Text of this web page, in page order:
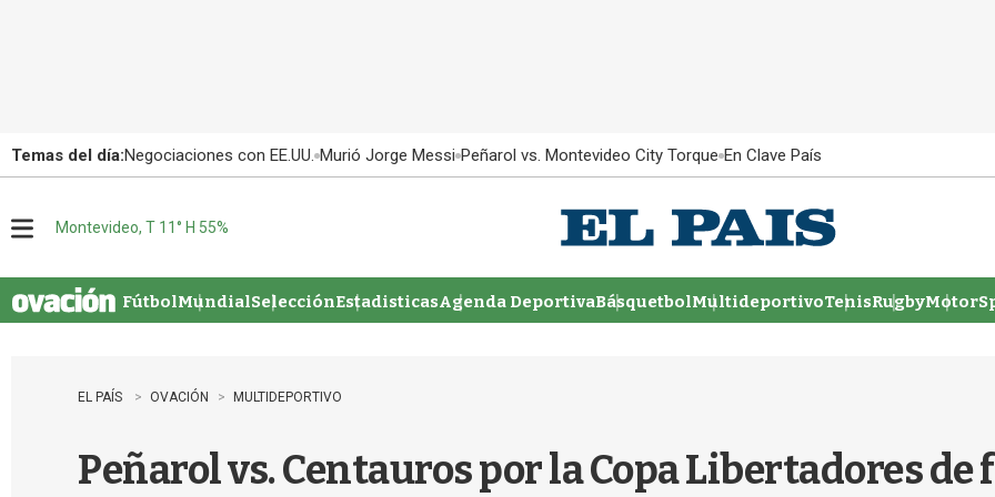
Temas del día:Negociaciones con EE.UU. Murió Jorge Messi Peñarol vs. Montevideo City Torque En Clave País
u
Montevideo, T 11° H 55%
FútbolMundialSelecciónEstadisticasAgenda DeportivaBásquetbolMultideportivoTenisRugby
EL PAÍS OVACIÓN MULTIDEPORTIVO
Peñarol vs. Centauros por la Copa Libertadores